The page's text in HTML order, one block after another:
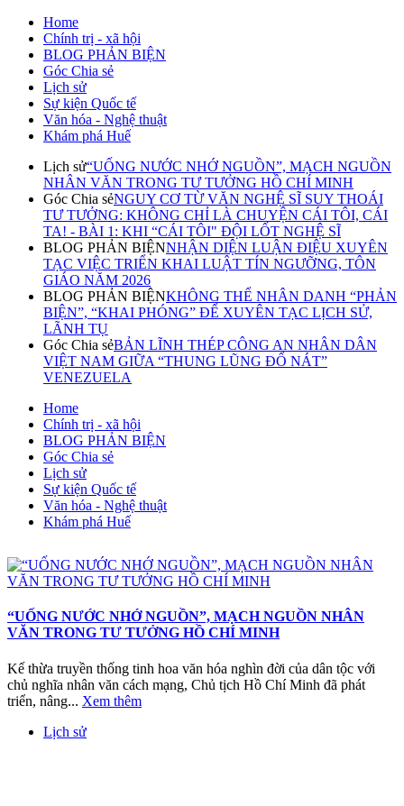
Home
Chính trị - xã hội
BLOG PHẢN BIỆN
Góc Chia sẻ
Lịch sử
Sự kiện Quốc tế
Văn hóa - Nghệ thuật
Khám phá Huế
Lịch sử“UỐNG NƯỚC NHỚ NGUỒN”, MẠCH NGUỒN
NHÂN VĂN TRONG TƯ TƯỞNG HỒ CHÍ MINH
Góc Chia sẻNGUY CƠ TỪ VĂN NGHỆ SĨ SUY THOÁI
TƯ TƯỞNG: KHÔNG CHỈ LÀ CHUYỆN CÁI TÔI, CÁI
TA! - BÀI 1: KHI “CÁI TÔI" ĐỘI LỐT NGHỆ SĨ
BLOG PHẢN BIỆNNHẬN DIỆN LUẬN ĐIỆU XUYÊN
TẠC VIỆC TRIỂN KHAI LUẬT TÍN NGƯỠNG, TÔN
GIÁO NĂM 2026
BLOG PHẢN BIỆNKHÔNG THỂ NHÂN DANH “PHẢN
BIỆN”, “KHAI PHÓNG” ĐỂ XUYÊN TẠC LỊCH SỬ,
LÃNH TỤ
Góc Chia sẻBẢN LĨNH THÉP CÔNG AN NHÂN DÂN
VIỆT NAM GIỮA “THUNG LŨNG ĐỔ NÁT”
VENEZUELA
Home
Chính trị - xã hội
BLOG PHẢN BIỆN
Góc Chia sẻ
Lịch sử
Sự kiện Quốc tế
Văn hóa - Nghệ thuật
Khám phá Huế
“UỐNG NƯỚC NHỚ NGUỒN”, MẠCH NGUỒN NHÂN
VĂN TRONG TƯ TƯỞNG HỒ CHÍ MINH
Kế thừa truyền thống tinh hoa văn hóa nghìn đời của dân tộc với
chủ nghĩa nhân văn cách mạng, Chủ tịch Hồ Chí Minh đã phát
triển, nâng... Xem thêm
Lịch sử